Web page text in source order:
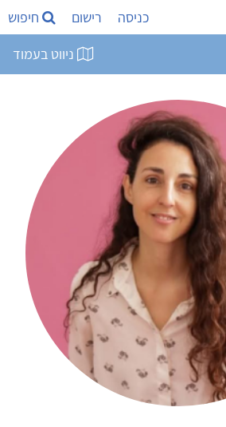
כניסה רישום חיפוש
ניווט בעמוד